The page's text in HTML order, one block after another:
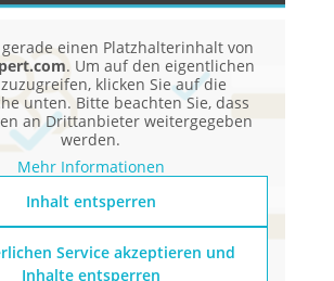
gerade einen Platzhalterinhalt von
. Um auf den eigentlichen
klicken Sie auf die
unten. Bitte beachten Sie, dass
an Drittanbieter weitergegeben
werden.
Mehr Informationen
Inhalt entsperren
Service akzeptieren und
Inhalte entsperren